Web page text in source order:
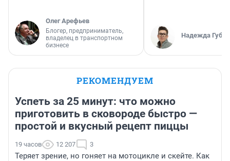
Олег Арефьев
Блогер, предприниматель,
владелец в транспортном
бизнесе
Надежда
РЕКОМЕНДУЕМ
Успеть за 25 минут: что можно
приготовить в сковороде быстро —
простой и вкусный рецепт пиццы
19 часов 12 207 3
Теряет зрение, но гоняет на мотоцикле и скейте. Как